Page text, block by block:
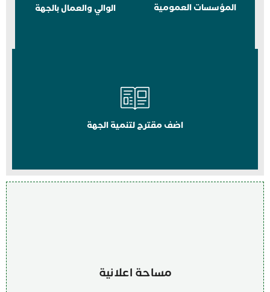
المؤسسات العمومية الوالي والعمال بالجهة
اضف مقترح لتنمية الجهة
مساحة اعلانية